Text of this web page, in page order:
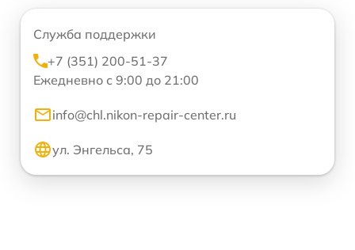
Служба поддержки
+7 (351) 200-51-37
Ежедневно с 9:00 до 21:00
info@chl.nikon-repair-center.ru
ул. Энгельса, 75